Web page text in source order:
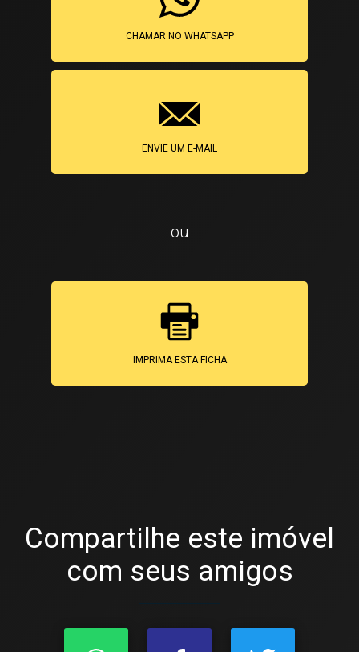
CHAMAR NO WHATSAPP
ENVIE UM E-MAIL
ou
IMPRIMA ESTA FICHA
Compartilhe este imóvel
com seus amigos